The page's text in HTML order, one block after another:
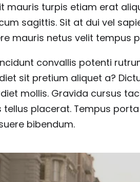
mauris turpis etiam erat
sagittis. Sit at dui vel
mauris netus velit tempus
convallis potenti
sit pretium aliquet a?
mollis. Gravida cursus
tellus placerat. Tempus
bibendum.